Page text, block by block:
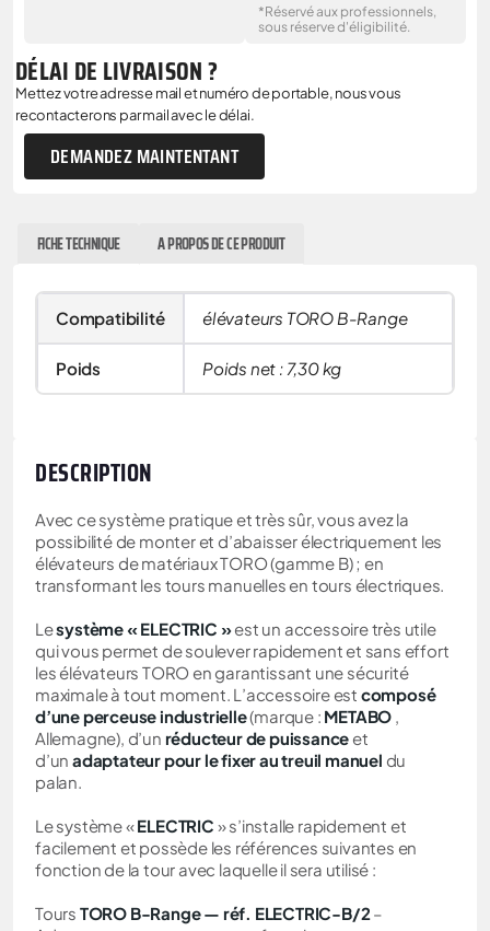
*Réservé aux professionnels,
sous réserve d'éligibilité.
DÉLAI DE LIVRAISON ?
Mettez votre adresse mail et numéro de portable, nous vous
recontacterons par mail avec le délai.
DEMANDEZ MAINTENTANT
FICHE TECHNIQUE A PROPOS DE CE PRODUIT
Compatibilité élévateurs TORO B-Range
Poids Poids net : 7,30 kg
DESCRIPTION
Avec ce système pratique et très sûr, vous avez la
possibilité de monter et d’abaisser électriquement les
élévateurs de matériaux TORO (gamme B) ; en
transformant les tours manuelles en tours électriques.
Lesystème « ELECTRIC »est un accessoire très utile
qui vous permet de soulever rapidement et sans effort
les élévateurs TORO en garantissant une sécurité
maximale à tout moment. L’accessoire est composé
d’une perceuse industrielle(marque : METABO ,
Allemagne), d’un réducteur de puissance et
d’un adaptateur pour le fixer au treuil manuel du
palan.
Le système «ELECTRIC » s’installe rapidement et
facilement et possède les références suivantes en
fonction de la tour avec laquelle il sera utilisé :
Tours TORO B-Range — réf. ELECTRIC-B/2–